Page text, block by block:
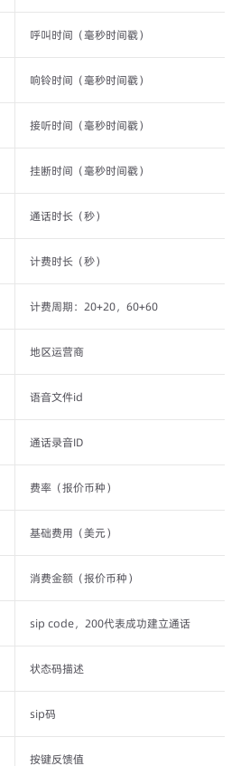
呼叫时间（毫秒时间戳）
响铃时间（毫秒时间戳）
接听时间（毫秒时间戳）
挂断时间（毫秒时间戳）
通话时长（秒）
计费时长（秒）
计费周期：20+20，60+60
地区运营商
语音文件id
通话录音ID
费率（报价币种）
基础费用（美元）
消费金额（报价币种）
sip code，200代表成功建立通话
状态码描述
sip码
按键反馈值